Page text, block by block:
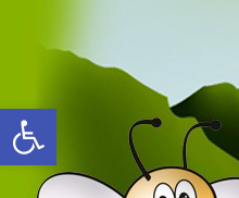
Open toolbar